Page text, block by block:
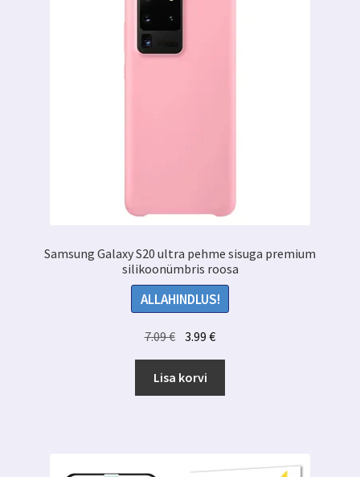
Samsung Galaxy S20 ultra pehme sisuga premium
silikoonümbris roosa
ALLAHINDLUS!
7.09€ Algne
hind
oli:
7.09 €.
3.99€Praegune
hind
3.99 €.
Lisa korvi